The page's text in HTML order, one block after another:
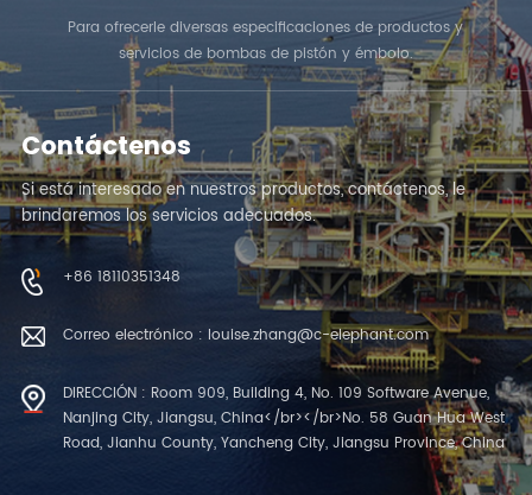
Para ofrecerle diversas especificaciones de productos y
servicios de bombas de pistón y émbolo.
Contáctenos
Si está interesado en nuestros productos, contáctenos, le
brindaremos los servicios adecuados.
+86 18110351348
Correo electrónico : louise.zhang@c-elephant.com
DIRECCIÓN : Room 909, Building 4, No. 109 Software Avenue,
Nanjing City, Jiangsu, China</br></br>No. 58 Guan Hua West
Road, Jianhu County, Yancheng City, Jiangsu Province, China